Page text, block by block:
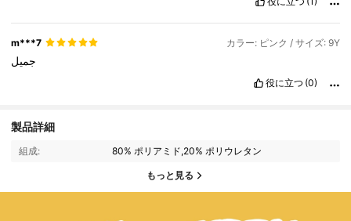
verdadsevensú
per
coquetos!
m***7 カラー: ピンク / サイズ: 9Y
جميل
役に立つ (0)
製品詳細
組成: 80% ポリアミド,20% ポリウレタン
もっと見る